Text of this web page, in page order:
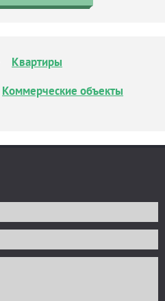
Квартиры
Коммерческие объекты